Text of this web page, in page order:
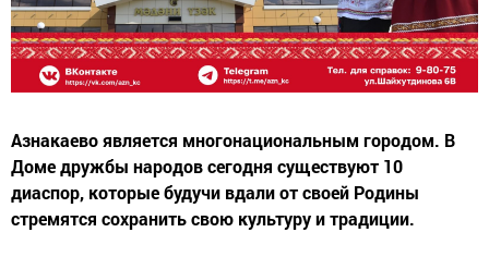
Азнакаево является многонациональным городом. В
Доме дружбы народов сегодня существуют 10
диаспор, которые будучи вдали от своей Родины
стремятся сохранить свою культуру и традиции.